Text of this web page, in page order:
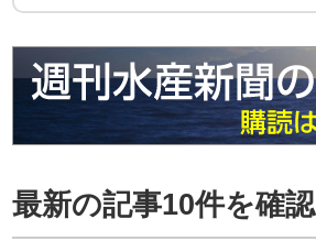
最新の記事10件を確認